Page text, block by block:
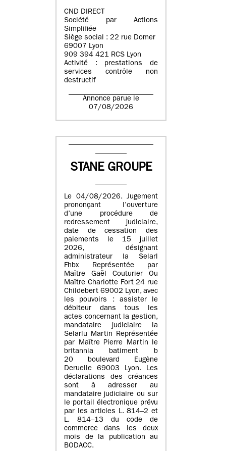
CND DIRECT
Société par Actions
Simplifiée
Siège social : 22 rue Domer
69007 Lyon
909 394 421 RCS Lyon
Activité : prestations de
services contrôle non
destructif
Annonce parue le
07/08/2026
STANE GROUPE
Le 04/08/2026. Jugement
prononçant l’ouverture
d’une procédure de
redressement judiciaire,
date de cessation des
paiements le 15 juillet
2026, désignant
administrateur la Selarl
Fhbx Représentée par
Maître Gaël Couturier Ou
Maître Charlotte Fort 24 rue
Childebert 69002 Lyon, avec
les pouvoirs : assister le
débiteur dans tous les
actes concernant la gestion,
mandataire judiciaire la
Selarlu Martin Représentée
par Maître Pierre Martin le
britannia batiment b
20 boulevard Eugène
Deruelle 69003 Lyon. Les
déclarations des créances
sont à adresser au
mandataire judiciaire ou sur
le portail électronique prévu
par les articles L. 814–2 et
L. 814–13 du code de
commerce dans les deux
mois de la publication au
BODACC.